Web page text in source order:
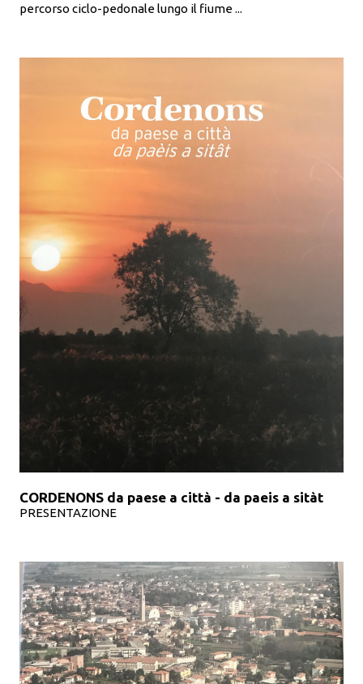
percorso ciclo-pedonale lungo il fiume ...
CORDENONS da paese a città - da paeis a sitàt
PRESENTAZIONE